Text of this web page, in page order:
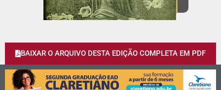
BAIXAR O ARQUIVO DESTA EDIÇÃO COMPLETA EM PDF